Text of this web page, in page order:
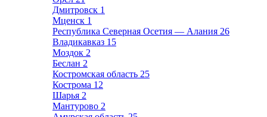
Дмитровск 1
Мценск 1
Республика Северная Осетия — Алания 26
Владикавказ 15
Моздок 2
Беслан 2
Костромская область 25
Кострома 12
Шарья 2
Мантурово 2